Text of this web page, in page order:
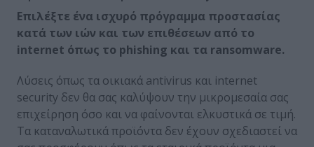
Επιλέξτε ένα ισχυρό πρόγραμμα προστασίας
κατά των ιών και των επιθέσεων από το
internet όπως το phishing και τα ransomware.
Λύσεις όπως τα οικιακά antivirus και internet
security δεν θα σας καλύψουν την μικρομεσαία σας
επιχείρηση όσο και να φαίνονται ελκυστικά σε τιμή.
Τα καταναλωτικά προϊόντα δεν έχουν σχεδιαστεί να